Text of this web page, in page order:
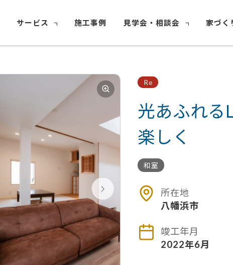
サービス 施工事例 見学会・相談会 家づく
Re
光あふれる
楽しく
和室
所在地
八幡浜市
竣工年月
2022年6月